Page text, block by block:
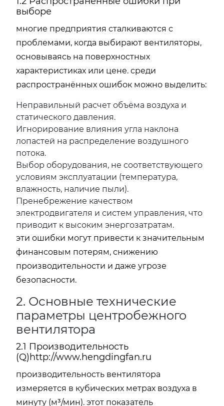
выборе
многие предприятия сталкиваются с
проблемами, когда выбирают вентиляторы,
основываясь на поверхностных
характеристиках или цене. среди
распространённых ошибок можно выделить:
Неправильный расчет объёма воздуха и
статического давления.
Игнорирование влияния угла наклона
лопастей на распределение воздушного
потока.
Выбор оборудования, не соответствующего
условиям эксплуатации (температура,
влажность, наличие пыли).
Пренебрежение качеством
электродвигателя и систем управления, что
приводит к высоким энергозатратам.
эти ошибки могут привести к значительным
финансовым потерям, снижению
производительности и даже угрозе
безопасности.
2. Основные технические
параметры центробежного
вентилятора
2.1 Производительность
(Q) http://www.hengdingfan.ru
производительность вентилятора
измеряется в кубических метрах воздуха в
минуту (м³/мин). этот показатель